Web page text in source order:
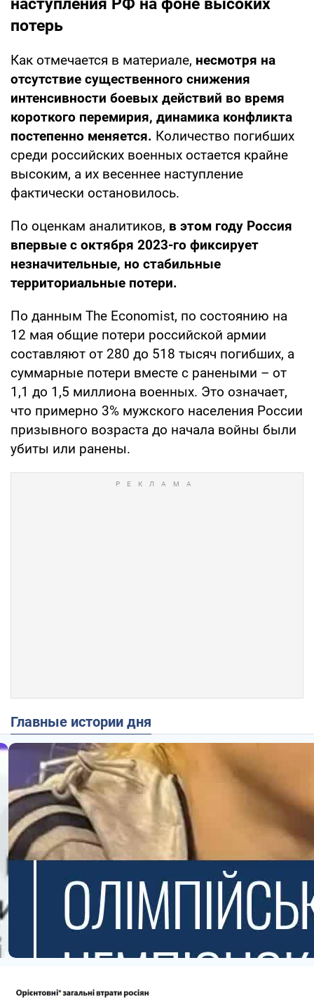
потерь
Как отмечается в материале, несмотря на
отсутствие существенного снижения
интенсивности боевых действий во время
короткого перемирия, динамика конфликта
постепенно меняется. Количество погибших
среди российских военных остается крайне
высоким, а их весеннее наступление
фактически остановилось.
По оценкам аналитиков, в этом году Россия
впервые с октября 2023-го фиксирует
незначительные, но стабильные
территориальные потери.
По данным The Economist, по состоянию на
12 мая общие потери российской армии
составляют от 280 до 518 тысяч погибших, а
суммарные потери вместе с ранеными – от
1,1 до 1,5 миллиона военных. Это означает,
что примерно 3% мужского населения России
призывного возраста до начала войны были
убиты или ранены.
Главные истории дня